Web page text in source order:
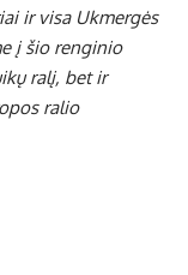
ir visa Ukmergės
į šio renginio
ralį, bet ir
ralio